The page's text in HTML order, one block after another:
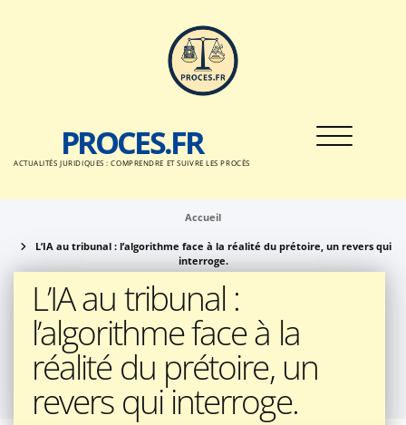
PROCES.FR
ACTUALITÉS JURIDIQUES : COMPRENDRE ET SUIVRE LES PROCÈS
Toggle
Accueil
L’IA au tribunal : l’algorithme face à la réalité du prétoire, un revers qui
interroge.
L’IA au tribunal :
l’algorithme face à la
réalité du prétoire, un
revers qui interroge.